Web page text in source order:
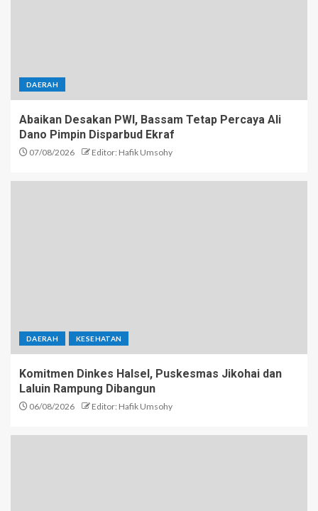
DAERAH
Abaikan Desakan PWI, Bassam Tetap Percaya Ali
Dano Pimpin Disparbud Ekraf
07/08/2026 Editor: Hafik Umsohy
DAERAH KESEHATAN
Komitmen Dinkes Halsel, Puskesmas Jikohai dan
Laluin Rampung Dibangun
06/08/2026 Editor: Hafik Umsohy